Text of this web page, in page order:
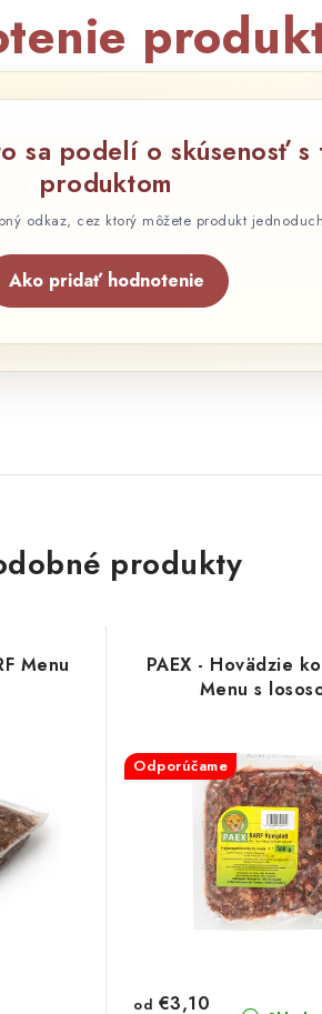
sa podelí o skúsenosť s
produktom
odkaz, cez ktorý môžete produkt
Ako pridať hodnotenie
produkty
Menu
PAEX - Hovädzie
Menu s
Odporúčame
od €3,10